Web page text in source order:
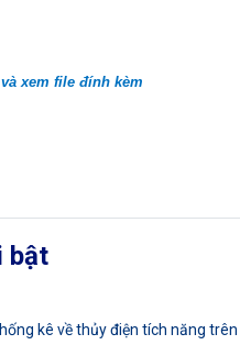
xem file đính kèm
bật
kê về thủy điện tích năng trên